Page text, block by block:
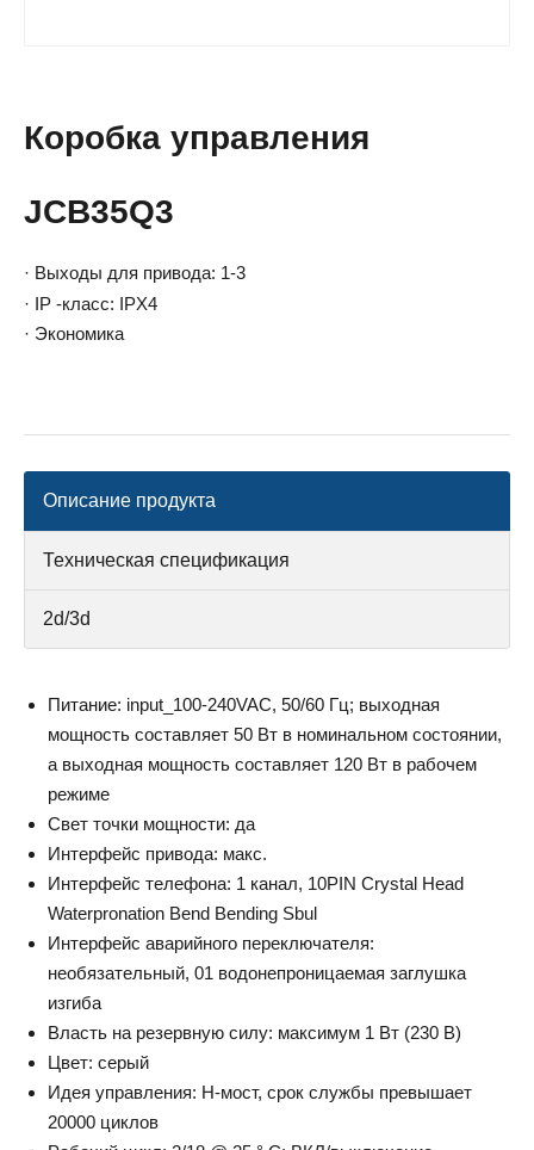
Коробка управления
JCB35Q3
· Выходы для привода: 1-3
· IP -класс: IPX4
· Экономика
Описание продукта
Техническая спецификация
2d/3d
Питание: input_100-240VAC, 50/60 Гц; выходная
мощность составляет 50 Вт в номинальном состоянии,
а выходная мощность составляет 120 Вт в рабочем
режиме
Свет точки мощности: да
Интерфейс привода: макс.
Интерфейс телефона: 1 канал, 10PIN Crystal Head
Waterpronation Bend Bending Sbul
Интерфейс аварийного переключателя:
необязательный, 01 водонепроницаемая заглушка
изгиба
Власть на резервную силу: максимум 1 Вт (230 В)
Цвет: серый
Идея управления: H-мост, срок службы превышает
20000 циклов